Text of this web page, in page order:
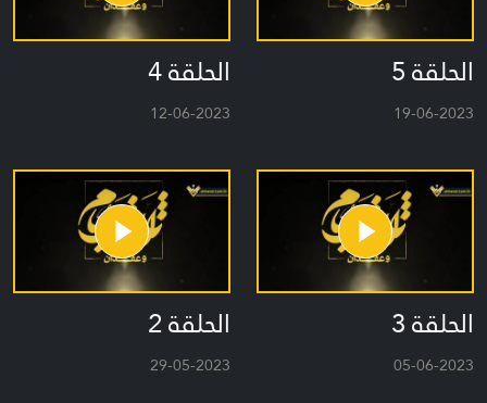
الحلقة 5
19-06-2023
الحلقة 4
12-06-2023
الحلقة 3
05-06-2023
الحلقة 2
29-05-2023